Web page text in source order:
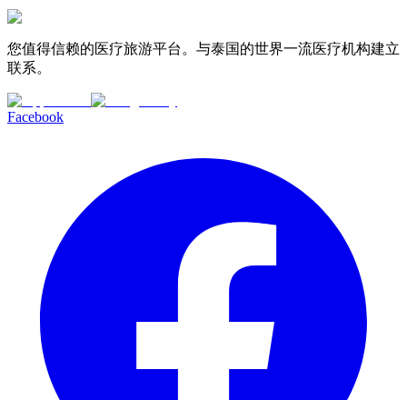
您值得信赖的医疗旅游平台。与泰国的世界一流医疗机构建立
联系。
Facebook